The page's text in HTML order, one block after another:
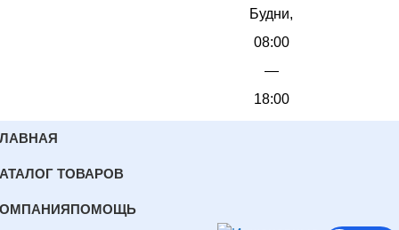
Будни,
08:00
—
18:00
ТОВАРОВ
ПОМОЩЬ